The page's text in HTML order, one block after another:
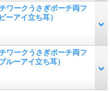
ワークうさぎポーチ両フ
ーアイ立ち耳）
ワークうさぎポーチ両フ
ルーアイ立ち耳）